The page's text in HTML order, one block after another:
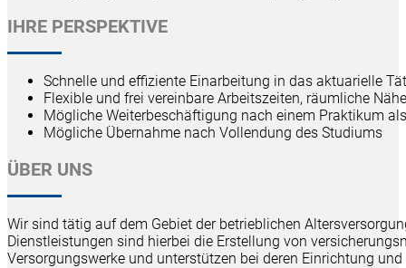
IHRE PERSPEKTIVE
Schnelle und effiziente Einarbeitung in das aktuarielle
Flexible und frei vereinbare Arbeitszeiten, räumliche
Mögliche Weiterbeschäftigung nach einem Praktikum
Mögliche Übernahme nach Vollendung des Studiums
ÜBER UNS
Wir sind tätig auf dem Gebiet der betrieblichen
Dienstleistungen sind hierbei die Erstellung von
Versorgungswerke und unterstützen bei deren Einrichtung